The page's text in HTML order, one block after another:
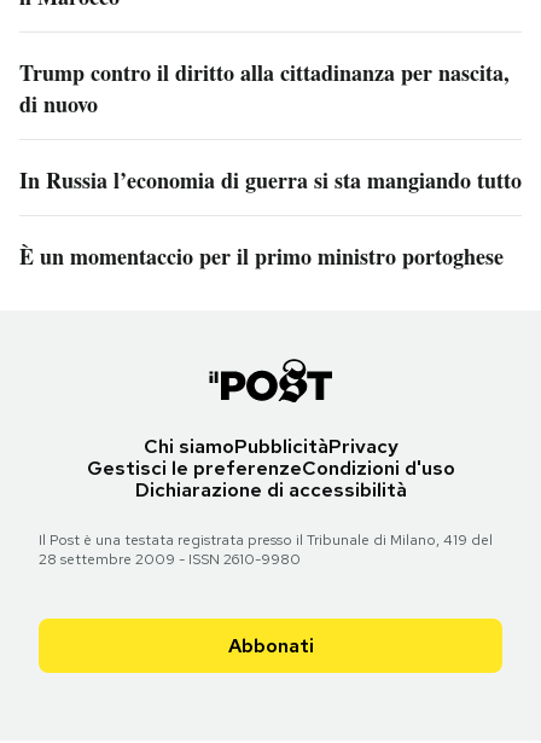
Trump contro il diritto alla cittadinanza per nascita,
di nuovo
In Russia l’economia di guerra si sta mangiando tutto
È un momentaccio per il primo ministro portoghese
Chi siamoPubblicitàPrivacy
Gestisci le preferenzeCondizioni d'uso
Dichiarazione di accessibilità
Il Post è una testata registrata presso il Tribunale di Milano, 419 del
28 settembre 2009 - ISSN 2610-9980
Abbonati